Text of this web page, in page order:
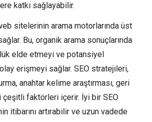
katkı sağlayabilir.
sitelerinin arama motorlarında üst
Bu, organik arama sonuçlarında
elde etmeyi ve potansiyel
erişmeyi sağlar. SEO stratejileri,
anahtar kelime araştırması, geri
çeşitli faktörleri içerir. İyi bir SEO
itibarını artırabilir ve uzun vadede